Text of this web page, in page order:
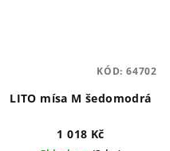
LITO mísa M šedomodrá
1 018 Kč
KÓD: 64702